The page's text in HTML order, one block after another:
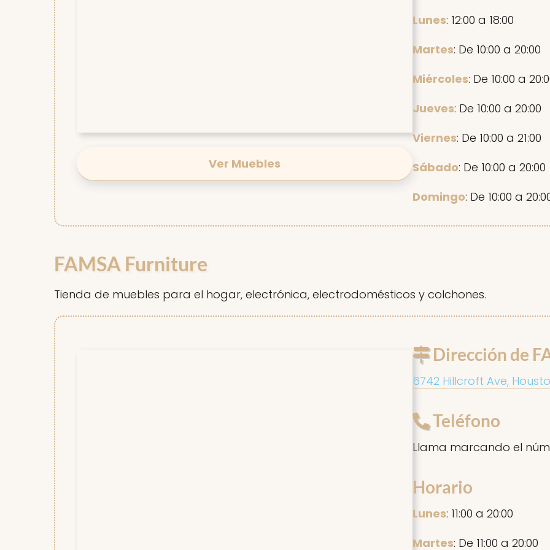
Ver Muebles
Lunes: 12:00 a 18:00
Martes: De 10:00 a 20:00
Miércoles: De 10:00 a
Jueves: De 10:00 a 20:00
Viernes: De 10:00 a 21:00
Sábado: De 10:00 a 20:00
Domingo: De 10:00 a
FAMSA Furniture
Tienda de muebles para el hogar, electrónica, electrodomésticos y colchones.
Dirección de
6742 Hillcroft Ave,
Teléfono
Llama marcando el
Horario
Lunes: 11:00 a 20:00
Martes: De 11:00 a 20:00